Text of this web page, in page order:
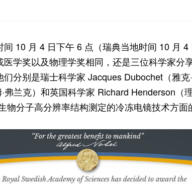
10 月 4 日下午 6 点（瑞典当地时间 10 月
学奖以及物理学奖相同，还是三位科学家分
分别是瑞士科学家 Jacques Dubochet（雅
弗兰克）和英国科学家 Richard Henderson（
物分子高分辨率结构测定的冷冻电镜技术方面